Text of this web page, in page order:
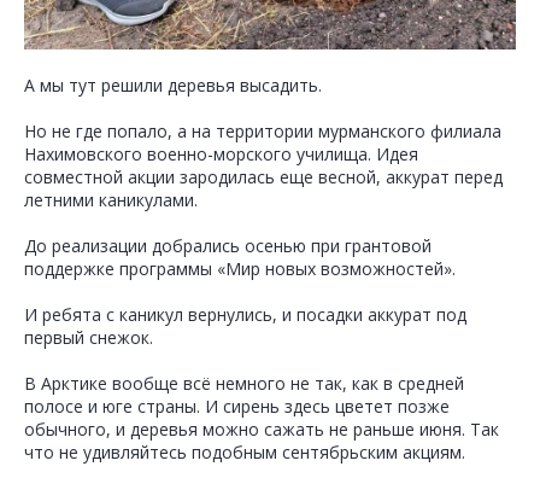
А мы тут решили деревья высадить.
Но не где попало, а на территории мурманского филиала
Нахимовского военно-морского училища. Идея
совместной акции зародилась еще весной, аккурат перед
летними каникулами.
До реализации добрались осенью при грантовой
поддержке программы «Мир новых возможностей».
И ребята с каникул вернулись, и посадки аккурат под
первый снежок.
В Арктике вообще всё немного не так, как в средней
полосе и юге страны. И сирень здесь цветет позже
обычного, и деревья можно сажать не раньше июня. Так
что не удивляйтесь подобным сентябрьским акциям.